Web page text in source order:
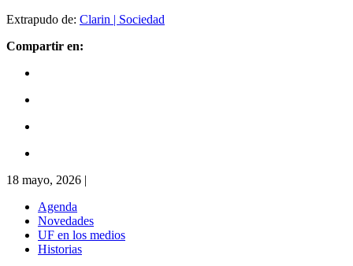
Extrapudo de: Clarin | Sociedad
Compartir en:
18 mayo, 2026 |
Agenda
Novedades
UF en los medios
Historias